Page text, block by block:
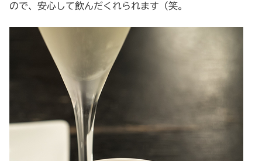
ので、安心して飲んだくれられます（笑。